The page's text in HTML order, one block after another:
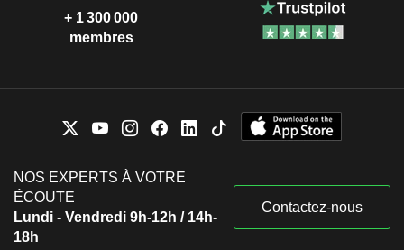
+ 1 300 000
membres
NOS EXPERTS À VOTRE
ÉCOUTE
Lundi - Vendredi 9h-12h / 14h-
18h
Contactez-nous